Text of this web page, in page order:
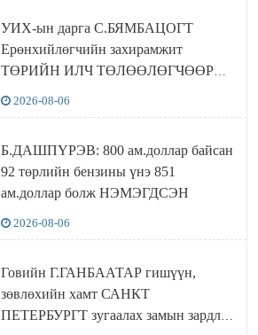
УИХ-ын дарга С.БЯМБАЦОГТ
Ерөнхийлөгчийн захирамжит
ТӨРИЙН ИЛЧ ТӨЛӨӨЛӨГЧӨӨР
2026-08-06
Б.ДАШПҮРЭВ: 800 ам.доллар байсан
92 төрлийн бензины үнэ 851
ам.доллар болж НЭМЭГДСЭН
2026-08-06
Говийн Г.ГАНБААТАР гишүүн,
зөвлөхийн хамт САНКТ
ПЕТЕРБУРГТ зугаалах замын зардлаа